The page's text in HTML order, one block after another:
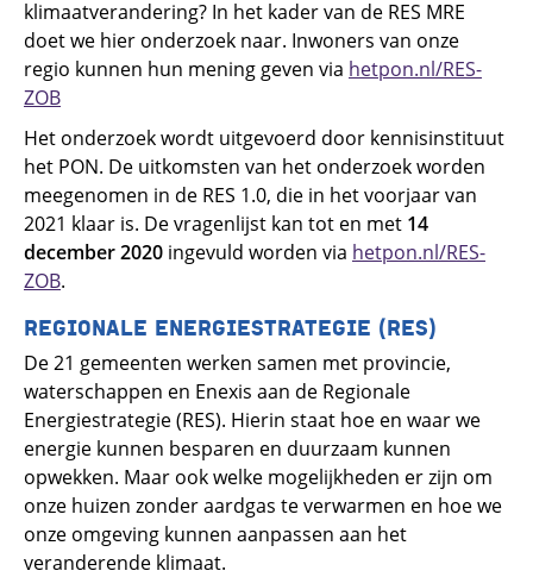
klimaatverandering? In het kader van de RES MRE
doet we hier onderzoek naar. Inwoners van onze
regio kunnen hun mening geven via hetpon.nl/RES-
ZOB
Het onderzoek wordt uitgevoerd door kennisinstituut
het PON. De uitkomsten van het onderzoek worden
meegenomen in de RES 1.0, die in het voorjaar van
2021 klaar is. De vragenlijst kan tot en met 14
december2020 ingevuld worden via hetpon.nl/RES-
ZOB.
REGIONALE ENERGIESTRATEGIE (RES)
De 21 gemeenten werken samen met provincie,
waterschappen en Enexis aan de Regionale
Energiestrategie (RES). Hierin staat hoe en waar we
energie kunnen besparen en duurzaam kunnen
opwekken. Maar ook welke mogelijkheden er zijn om
onze huizen zonder aardgas te verwarmen en hoe we
onze omgeving kunnen aanpassen aan het
veranderende klimaat.